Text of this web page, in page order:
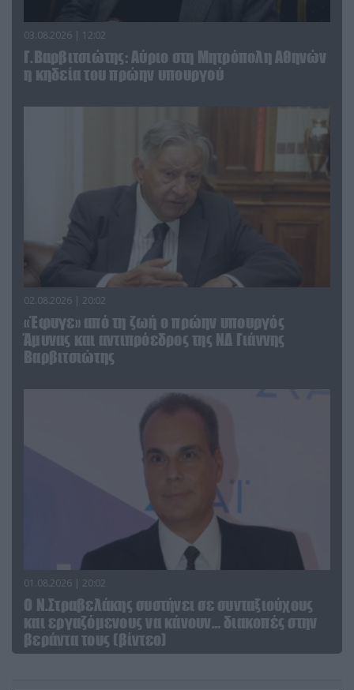
03.08.2026 | 12:02
Γ.Βαρβιτσιώτης: Aύριο στη Μητρόπολη Αθηνών
η κηδεία του πρώην υπουργού
02.08.2026 | 20:02
«Έφυγε» από τη ζωή ο πρώην υπουργός
Άμυνας και αντιπρόεδρος της ΝΔ Γιάννης
Βαρβιτσιώτης
01.08.2026 | 20:02
Ο Ν.Στραβελάκης συστήνει σε συνταξιούχους
και εργαζόμενους να κάνουν… διακοπές στην
βεράντα τους (βίντεο)